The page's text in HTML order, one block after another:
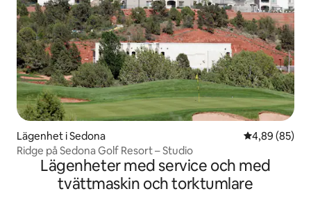
Lägenhet i Sedona 4,89 av 5 i
4,89 (85)
Ridge på Sedona Golf Resort – Studio
Lägenheter med service och med
tvättmaskin och torktumlare